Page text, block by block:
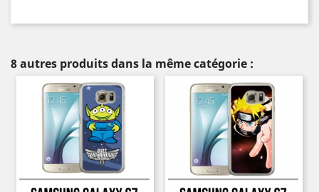
8 autres produits dans la même catégorie :